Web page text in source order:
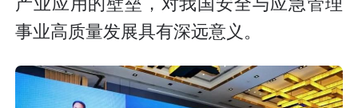
产业应用的壁垒，对我国安全与应急管理
事业高质量发展具有深远意义。